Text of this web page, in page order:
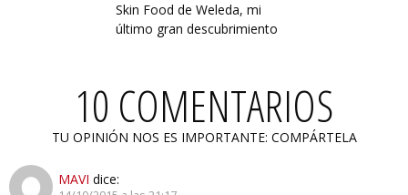
Skin Food de Weleda, mi
último gran descubrimiento
10 COMENTARIOS
TU OPINIÓN NOS ES IMPORTANTE: COMPÁRTELA
MAVI dice: